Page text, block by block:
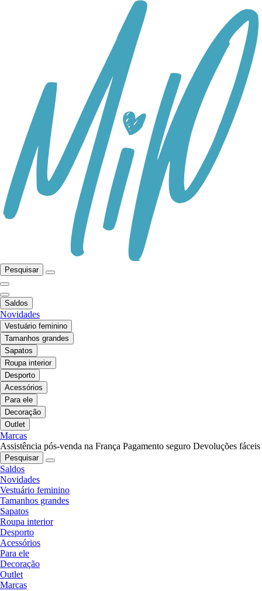
Pesquisar
Saldos
Novidades
Vestuário feminino
Tamanhos grandes
Sapatos
Roupa interior
Desporto
Acessórios
Para ele
Decoração
Outlet
Marcas
Assistência pós-venda na França Pagamento seguro Devoluções fáceis
Pesquisar
Saldos
Novidades
Vestuário feminino
Tamanhos grandes
Sapatos
Roupa interior
Desporto
Acessórios
Para ele
Decoração
Outlet
Marcas